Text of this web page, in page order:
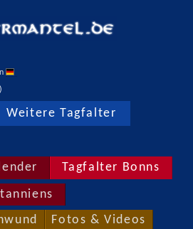
Weitere Tagfalter
Tagfalter Bonns
Fotos & Videos